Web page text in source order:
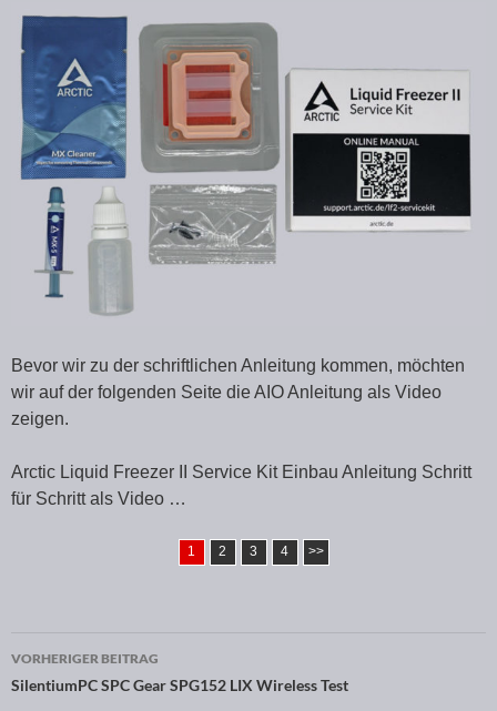
Bevor wir zu der schriftlichen Anleitung kommen, möchten
wir auf der folgenden Seite die AIO Anleitung als Video
zeigen.
Arctic Liquid Freezer II Service Kit Einbau Anleitung Schritt
für Schritt als Video …
1 2 3 4 >>
Beitragsnavigation
VORHERIGER BEITRAG
SilentiumPC SPC Gear SPG152 LIX Wireless Test